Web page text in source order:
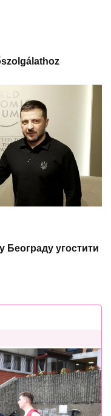
Београду угостити